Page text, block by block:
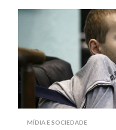
MÍDIA E SOCIEDADE